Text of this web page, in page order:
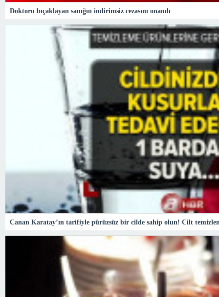
Doktoru bıçaklayan sanığın indirimsiz cezasını onandı
Canan Karatay’ın tarifiyle pürüzsüz bir cilde sahip olun! Cilt